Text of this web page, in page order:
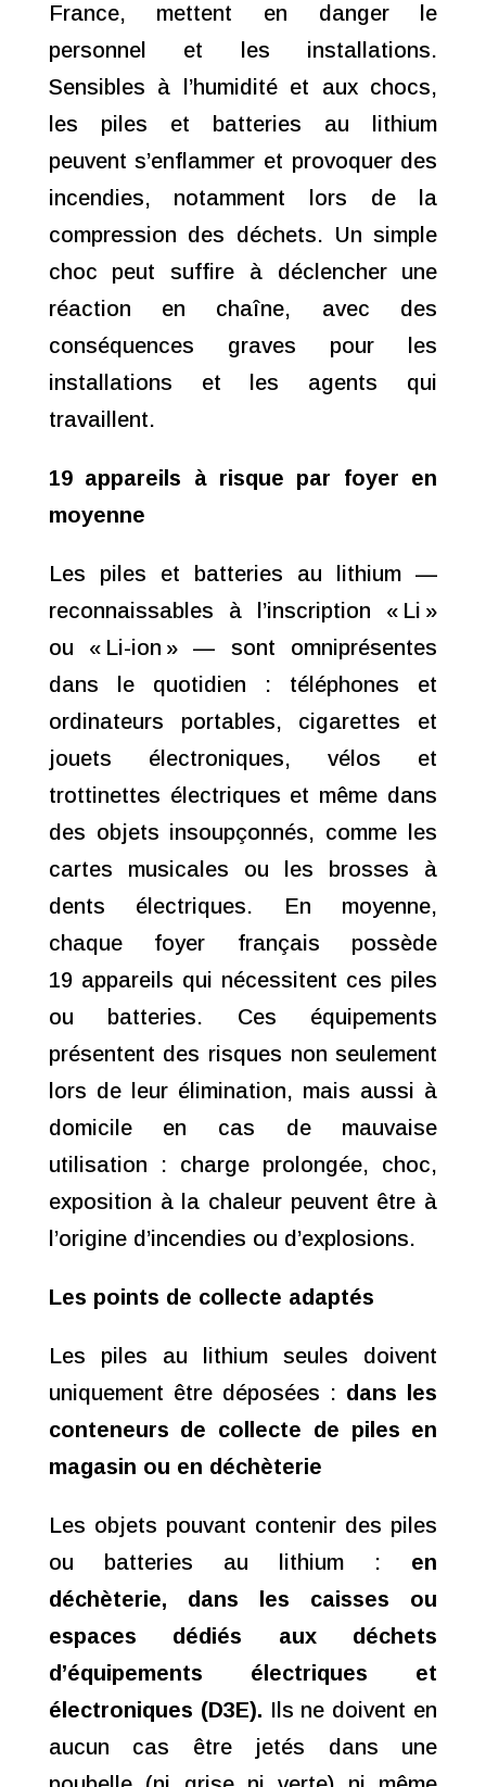
France, mettent en danger le
personnel et les installations.
Sensibles à l’humidité et aux chocs,
les piles et batteries au lithium
peuvent s’enflammer et provoquer des
incendies, notamment lors de la
compression des déchets. Un simple
choc peut suffire à déclencher une
réaction en chaîne, avec des
conséquences graves pour les
installations et les agents qui
travaillent.
19 appareils à risque par foyer en
moyenne
Les piles et batteries au lithium —
reconnaissables à l’inscription « Li »
ou « Li-ion » — sont omniprésentes
dans le quotidien : téléphones et
ordinateurs portables, cigarettes et
jouets électroniques, vélos et
trottinettes électriques et même dans
des objets insoupçonnés, comme les
cartes musicales ou les brosses à
dents électriques. En moyenne,
chaque foyer français possède
19 appareils qui nécessitent ces piles
ou batteries. Ces équipements
présentent des risques non seulement
lors de leur élimination, mais aussi à
domicile en cas de mauvaise
utilisation : charge prolongée, choc,
exposition à la chaleur peuvent être à
l’origine d’incendies ou d’explosions.
Les points de collecte adaptés
Les piles au lithium seules doivent
uniquement être déposées : dans les
conteneurs de collecte de piles en
magasin ou en déchèterie
Les objets pouvant contenir des piles
ou batteries au lithium : en
déchèterie, dans les caisses ou
espaces dédiés aux déchets
d’équipements électriques et
électroniques (D3E). Ils ne doivent en
aucun cas être jetés dans une